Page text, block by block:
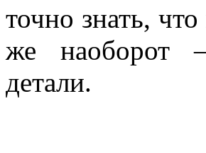
точно знать, что
же
наоборот
детали.